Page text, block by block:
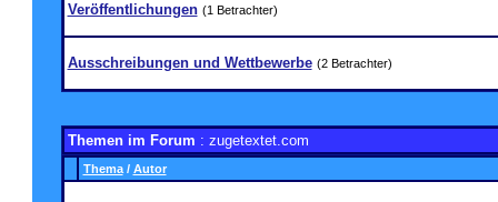
Veröffentlichungen (1 Betrachter)
Ausschreibungen und Wettbewerbe (2 Betrachter)
Themen im Forum : zugetextet.com
Thema/ Autor